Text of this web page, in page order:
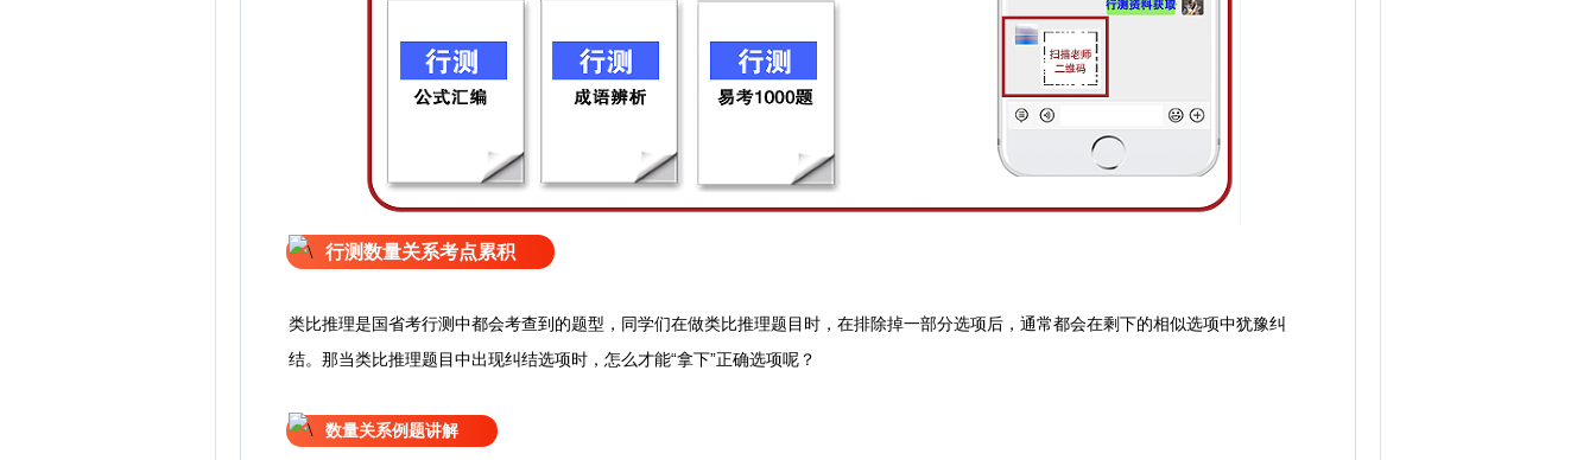
行测数量关系考点累积
类比推理是国省考行测中都会考查到的题型，同学们在做类比推理题目时，在排除掉一部分选项后，通常都会在剩下的相似选项中犹豫纠
结。那当类比推理题目中出现纠结选项时，怎么才能“拿下”正确选项呢？
数量关系例题讲解